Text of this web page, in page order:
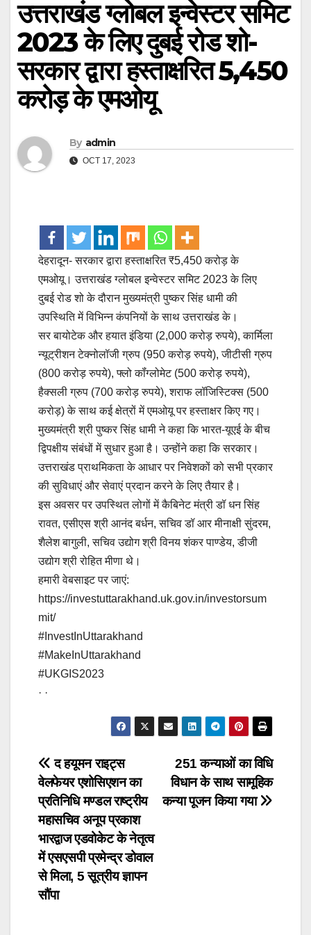
उत्तराखंड ग्लोबल इन्वेस्टर समिट
2023 के लिए दुबई रोड शो-
सरकार द्वारा हस्ताक्षरित ₹5,450
करोड़ के एमओयू
By admin
OCT 17, 2023
देहरादून- सरकार द्वारा हस्ताक्षरित ₹5,450 करोड़ के
एमओयू। उत्तराखंड ग्लोबल इन्वेस्टर समिट 2023 के लिए
दुबई रोड शो के दौरान मुख्यमंत्री पुष्कर सिंह धामी की
उपस्थिति में विभिन्न कंपनियों के साथ उत्तराखंड के।
सर बायोटेक और हयात इंडिया (2,000 करोड़ रुपये), कार्मिला
न्यूट्रीशन टेक्नोलॉजी ग्रुप (950 करोड़ रुपये), जीटीसी ग्रुप
(800 करोड़ रुपये), फ्लो कॉंग्लोमेट (500 करोड़ रुपये),
हैक्सली ग्रुप (700 करोड़ रुपये), शराफ लॉजिस्टिक्स (500
करोड़) के साथ कई क्षेत्रों में एमओयू पर हस्ताक्षर किए गए।
मुख्यमंत्री श्री पुष्कर सिंह धामी ने कहा कि भारत-यूएई के बीच
द्विपक्षीय संबंधों में सुधार हुआ है। उन्होंने कहा कि सरकार।
उत्तराखंड प्राथमिकता के आधार पर निवेशकों को सभी प्रकार
की सुविधाएं और सेवाएं प्रदान करने के लिए तैयार है।
इस अवसर पर उपस्थित लोगों में कैबिनेट मंत्री डॉ धन सिंह
रावत, एसीएस श्री आनंद बर्धन, सचिव डॉ आर मीनाक्षी सुंदरम,
शैलेश बागुली, सचिव उद्योग श्री विनय शंकर पाण्डेय, डीजी
उद्योग श्री रोहित मीणा थे।
हमारी वेबसाइट पर जाएं:
https://investuttarakhand.uk.gov.in/investorsum
mit/
#InvestInUttarakhand
#MakeInUttarakhand
#UKGIS2023
· ·
Post
navigation
251 कन्याओं का विधि
विधान के साथ सामूहिक
कन्या पूजन किया गया
द हयूमन राइट्स
वेलफेयर एशोसिएशन का
प्रतिनिधि मण्डल राष्ट्रीय
महासचिव अनूप प्रकाश
भारद्वाज एडवोकेट के नेतृत्व
में एसएसपी प्रमेन्द्र डोवाल
से मिला, 5 सूत्रीय ज्ञापन
सौंपा